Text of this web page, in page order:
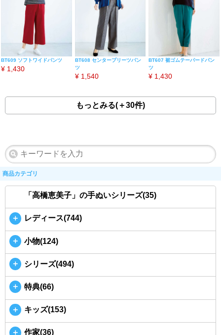
BT609 ソフトワイドパンツ
¥ 1,430
BT608 センタープリーツパン
ツ
¥ 1,540
BT607 裾ゴムテーパードパン
ツ
¥ 1,430
もっとみる(＋30件)
商品カテゴリ
「高橋恵美子」の手ぬいシリーズ(35)
＋ レディース(744)
＋ 小物(124)
＋ シリーズ(494)
＋ 特典(66)
＋ キッズ(153)
＋ 作家(36)